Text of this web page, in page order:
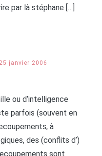
par là stéphane […]
25 janvier 2006
ou d’intelligence
parfois (souvent en
à
des (conflits d’)
sont